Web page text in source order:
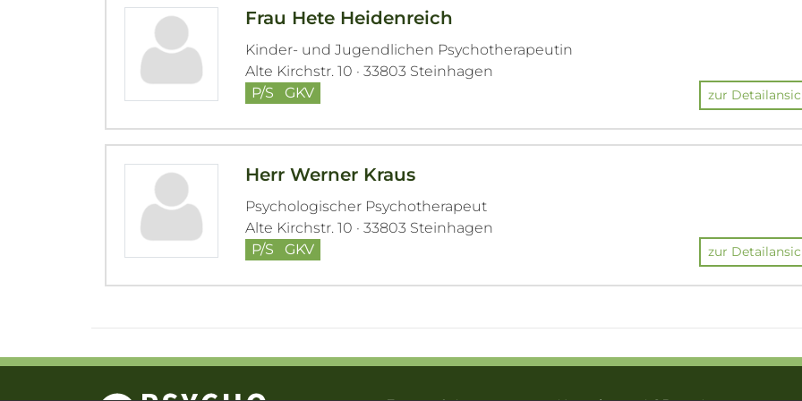
Frau Hete Heidenreich
Kinder- und Jugendlichen Psychotherapeutin
Alte Kirchstr. 10 · 33803 Steinhagen
P/S
GKV zur
Herr Werner Kraus
Psychologischer Psychotherapeut
Alte Kirchstr. 10 · 33803 Steinhagen
P/S
GKV zur